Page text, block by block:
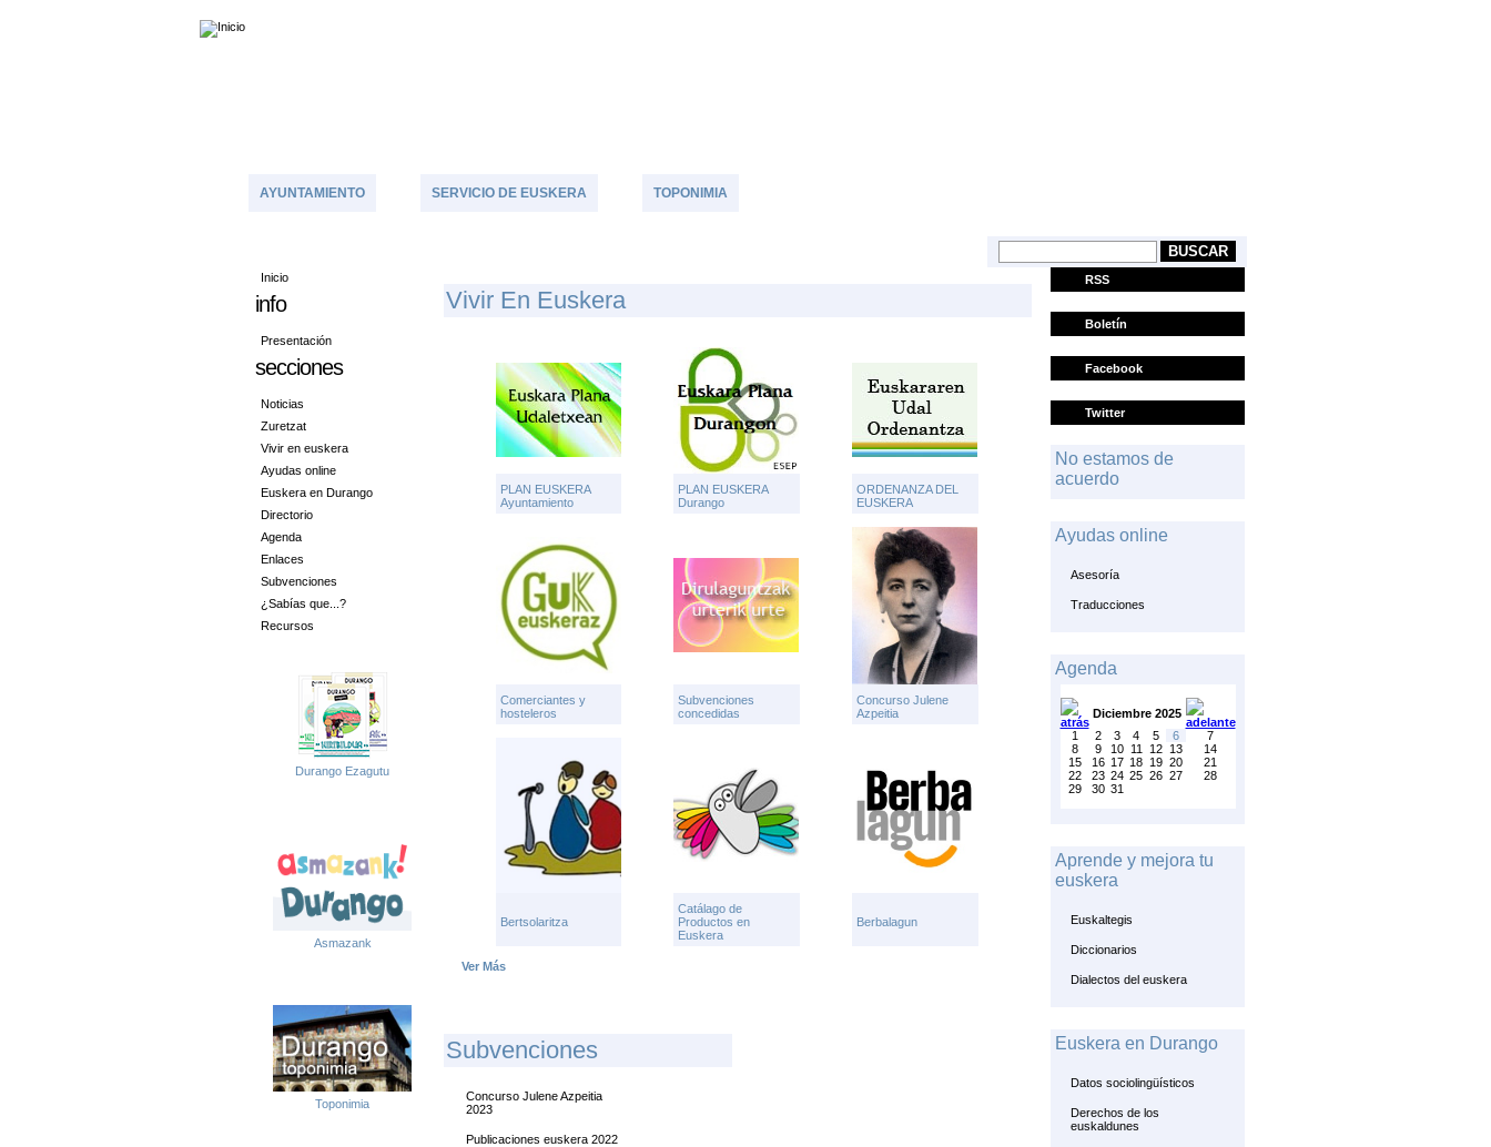
AYUNTAMIENTO SERVICIO DE EUSKERA TOPONIMIA
Inicio
info
Presentación
secciones
Noticias
Zuretzat
Vivir en euskera
Ayudas online
Euskera en Durango
Directorio
Agenda
Enlaces
Subvenciones
¿Sabías que...?
Recursos
Durango Ezagutu
Asmazank
Toponimia
VIvir En Euskera
PLAN EUSKERA
Ayuntamiento
PLAN EUSKERA
Durango
ORDENANZA DEL
EUSKERA
Comerciantes y
hosteleros
Subvenciones
concedidas
Concurso Julene
Azpeitia
Bertsolaritza
Catálago de
Productos en
Euskera
Berbalagun
Ver Más
SUbvenciones
Concurso Julene Azpeitia
2023
Publicaciones euskera 2022
RSS
Boletín
Facebook
Twitter
No estamos de
acuerdo
Ayudas online
Asesoría
Traducciones
Agenda
Diciembre 2025
1
2 3 4 5 6
7
8
9 10 11 12 13
14
15
16 17 18 19 20
21
22
23 24 25 26 27
28
29
30 31
Aprende y mejora tu
euskera
Euskaltegis
Diccionarios
Dialectos del euskera
Euskera en Durango
Datos sociolingüísticos
Derechos de los
euskaldunes